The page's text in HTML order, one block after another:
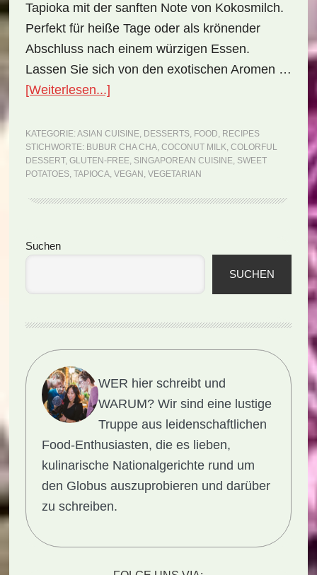
Tapioka mit der sanften Note von Kokosmilch.
Perfekt für heiße Tage oder als krönender
Abschluss nach einem würzigen Essen.
Lassen Sie sich von den exotischen Aromen …
[Weiterlesen...]ÜberNationalgericht
Bubur
Cha
Cha
KATEGORIE: ASIAN CUISINE, DESSERTS, FOOD, RECIPES
STICHWORTE: BUBUR CHA CHA, COCONUT MILK, COLORFUL
DESSERT, GLUTEN-FREE, SINGAPOREAN CUISINE, SWEET
POTATOES, TAPIOCA, VEGAN , VEGETARIAN
Seitenspalte
Suchen
SUCHEN
WER hier schreibt und
WARUM? Wir sind eine lustige
Truppe aus leidenschaftlichen
Food-Enthusiasten, die es lieben,
kulinarische Nationalgerichte rund um
den Globus auszuprobieren und darüber
zu schreiben.